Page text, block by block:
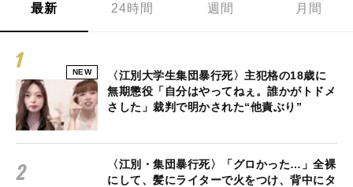
最新 24時間 週間 月間
NEW
〈江別大学生集団暴行死〉主犯格の18歳に
無期懲役「自分はやってねぇ。誰かがトドメ
さした」裁判で明かされた“他責ぶり”
〈江別・集団暴行死〉「グロかった…」全裸
にして、髪にライターで火をつけ、背中にタ